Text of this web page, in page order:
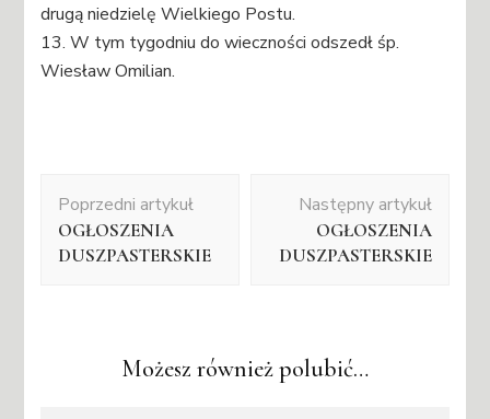
drugą niedzielę Wielkiego Postu.
13. W tym tygodniu do wieczności odszedł śp.
Wiesław Omilian.
wpisu
Poprzedni artykuł
OGŁOSZENIA
DUSZPASTERSKIE
Następny artykuł
OGŁOSZENIA
DUSZPASTERSKIE
Możesz również polubić…